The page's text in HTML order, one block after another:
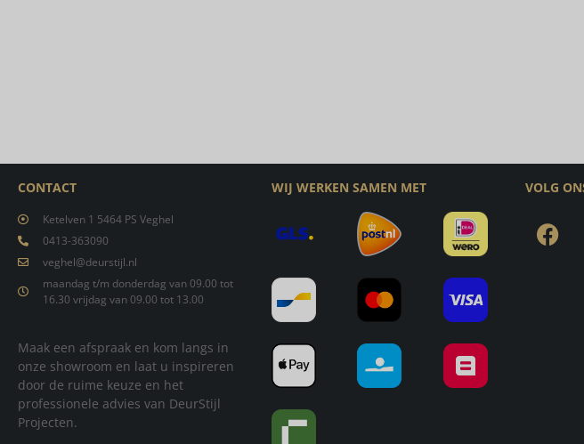
CONTACT
Ketelven 1 5464 PS Veghel
0413-363090
veghel@deurstijl.nl
maandag t/m donderdag van 09.00 tot
16.30 vrijdag van 09.00 tot 13.00
Maak een afspraak en kom langs in
onze showroom en laat u inspireren
door de ruime keuze en het
professionele advies van DeurStijl
Projecten.
WIJ WERKEN SAMEN MET VOLG